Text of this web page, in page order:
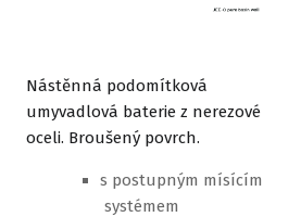
Nástěnná podomítková
umyvadlová baterie z nerezové
oceli. Broušený povrch.
s postupným mísícím
systémem